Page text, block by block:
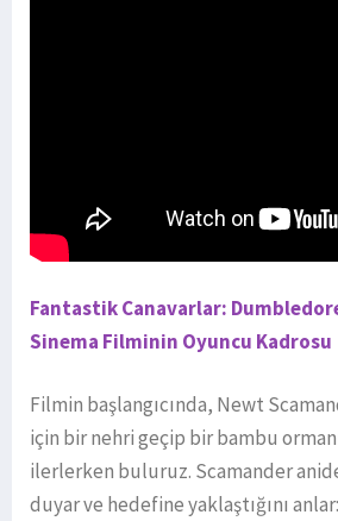
Fantastik Canavarlar:
Sinema Filminin Oyuncu Kadrosu
Filmin başlangıcında, Newt
için bir nehri geçip bir bambu
ilerlerken buluruz. Scamander
duyar ve hedefine yaklaştığını